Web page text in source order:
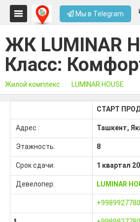
Мы в Telegram
ЖК LUMINAR
Класс:
Жилой комплекс LUMINAR HOUSE
СТАРТ
Адрес : Ташкент,
Этажность: 8
Срок сдачи: 1 квартал
Девелопер: LUMINAR